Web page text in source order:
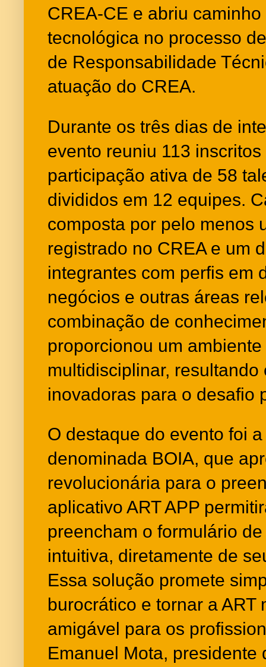
CREA-CE e abriu
tecnológica no processo
de Responsabilidade
atuação do CREA.
Durante os três dias de
evento reuniu 113
participação ativa de 58
divididos em 12 equipes.
composta por pelo menos
registrado no CREA e um
integrantes com perfis em
negócios e outras áreas
combinação de
proporcionou um
multidisciplinar, resultando
inovadoras para o desafio
O destaque do evento foi
denominada BOIA, que
revolucionária para o
aplicativo ART APP
preencham o formulário
intuitiva, diretamente de
Essa solução promete
burocrático e tornar a ART
amigável para os
Emanuel Mota, presidente